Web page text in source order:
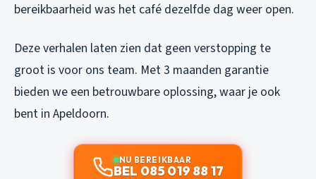
bereikbaarheid was het café dezelfde dag weer open.
Deze verhalen laten zien dat geen verstopping te
groot is voor ons team. Met 3 maanden garantie
bieden we een betrouwbare oplossing, waar je ook
bent in Apeldoorn.
NU BEREIKBAAR
BEL 085 019 88 17